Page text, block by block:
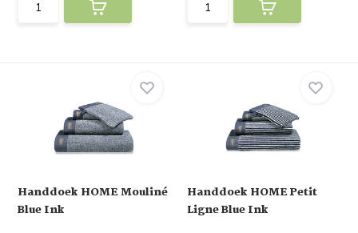
Handdoek HOME Mouliné
Blue Ink
Handdoek HOME Petit
Ligne Blue Ink